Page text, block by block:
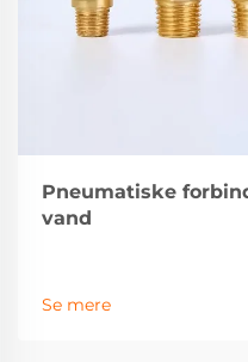
Pneumatiske
vand
Se mere